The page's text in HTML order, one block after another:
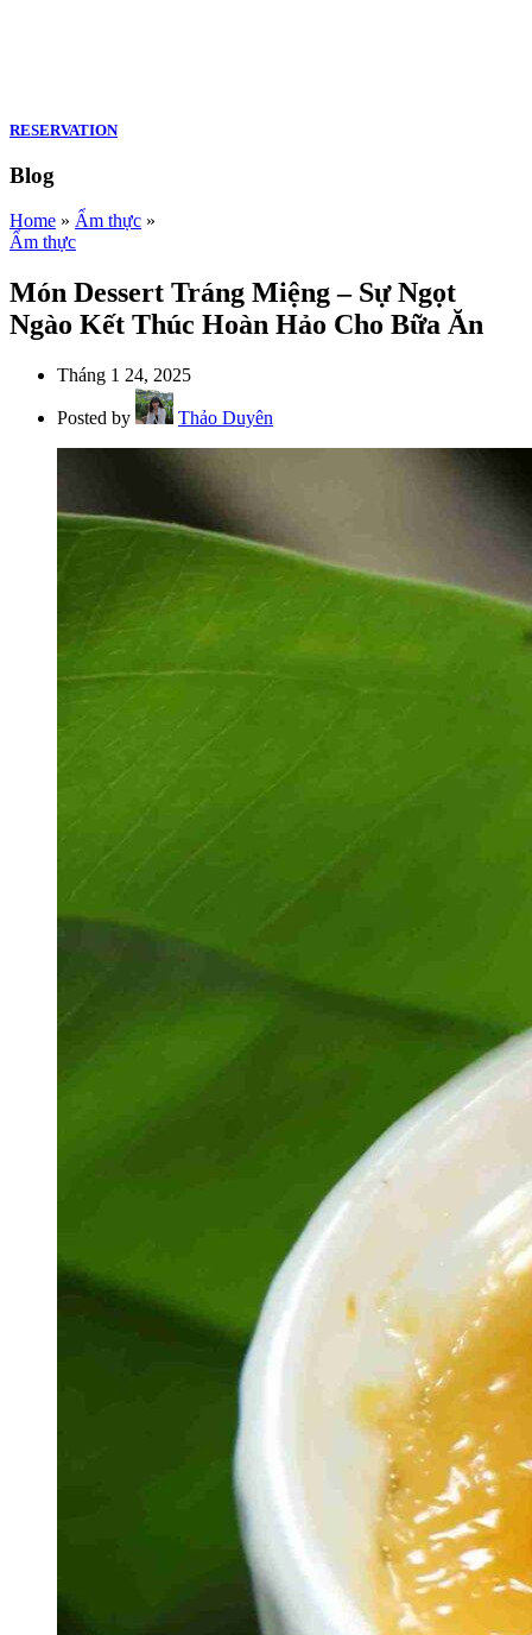
RESERVATION
Blog
Home » Ẩm thực »
Ẩm thực
Món Dessert Tráng Miệng – Sự Ngọt
Ngào Kết Thúc Hoàn Hảo Cho Bữa Ăn
Tháng 1 24, 2025
Posted by Thảo Duyên